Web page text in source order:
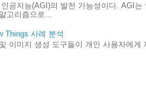
공지능(AGI)의 발전 가능성이다. AGI
고리즘으로...
Things 사례 분석
이미지 생성 도구들이 개인 사용자에